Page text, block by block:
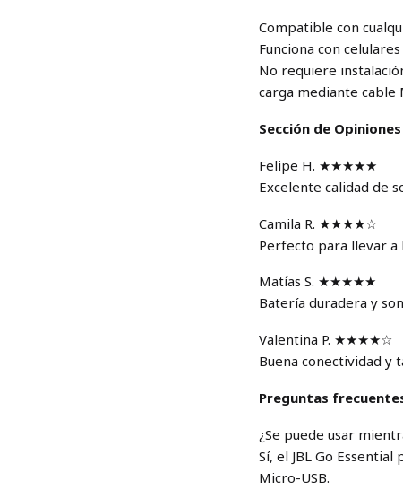
Compatible con
Funciona con
No requiere
carga mediante cable
Sección de Opiniones
Felipe H. ★★★★★
Excelente calidad de
Camila R. ★★★★☆
Perfecto para llevar a
Matías S. ★★★★★
Batería duradera y
Valentina P. ★★★★☆
Buena conectividad y
Preguntas
¿Se puede usar
Sí, el JBL Go
Micro-USB.